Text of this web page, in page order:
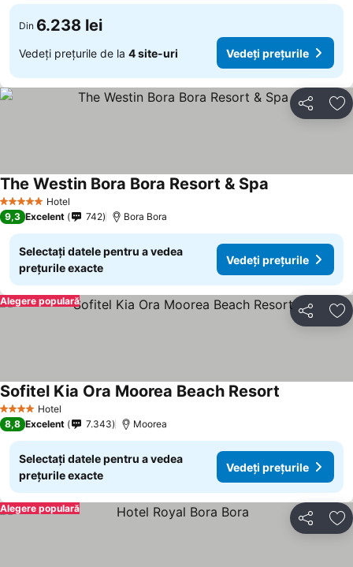
Din 6.238 lei
Vedeți prețurile de la 4 site-uri Vedeți prețurile
Distribuiți
5 Stele Hotel
The Westin Bora Bora Resort & Spa
9,3 Excelent 742 Bora Bora
Selectați datele pentru a vedea
prețurile exacte
Vedeți prețurile
Distribuiți
Alegere populară
4 Stele Hotel
Sofitel Kia Ora Moorea Beach Resort
8,8 Excelent 7.343 Moorea
Selectați datele pentru a vedea
prețurile exacte
Vedeți prețurile
Distribuiți
Alegere populară